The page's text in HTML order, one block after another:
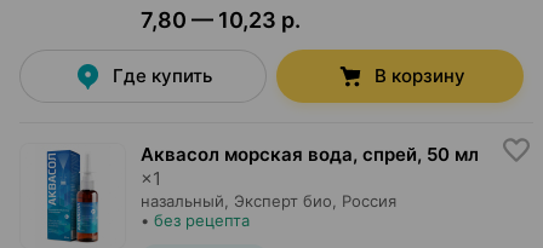
7,80 — 10,23 р.
Где купить В корзину
Аквасол морская вода, спрей, 50 мл
×1
назальный, Эксперт био , Россия
• без рецепта